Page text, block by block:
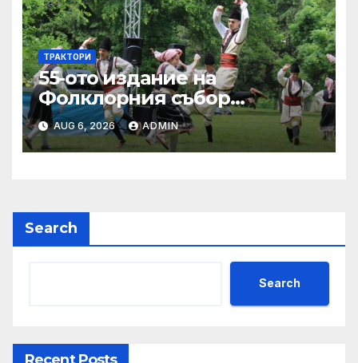
ТРАКТОРИ
55-ото издание на
Фолклорния събор
„Златната гъдулка“ ще се
проведе на 8 юни в Парка
на младежта
AUG 6, 2026 ADMIN
Search
Search